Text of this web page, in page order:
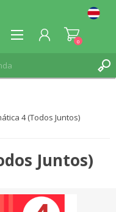
0
4 (Todos Juntos)
Juntos)